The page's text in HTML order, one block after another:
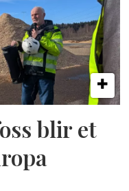
blir et